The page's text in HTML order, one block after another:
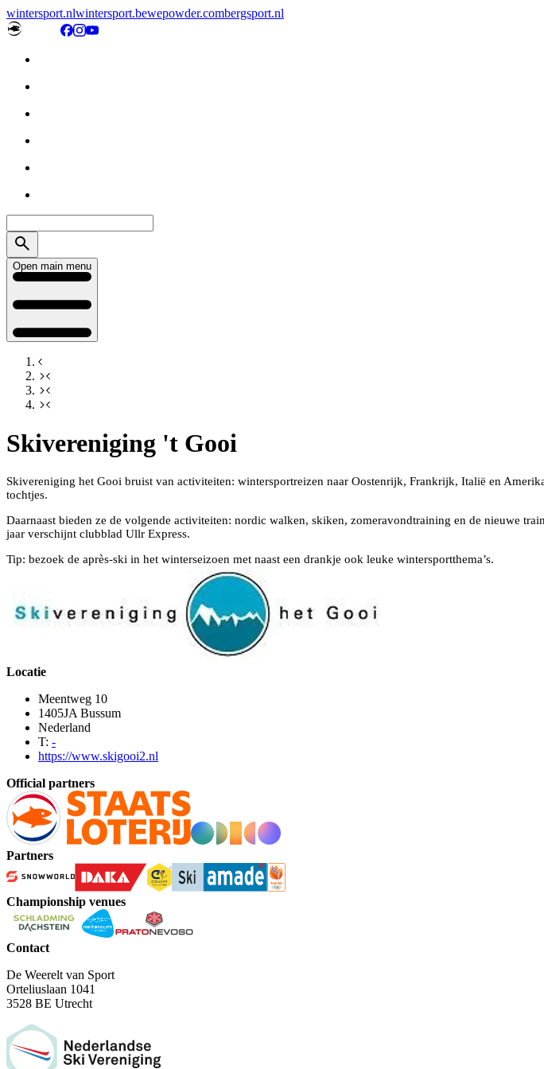
wintersport.nlwintersport.bewepowder.combergsport.nl
Open main menu
Skivereniging 't Gooi
Skivereniging het Gooi bruist van activiteiten: wintersportreizen naar Oostenrijk, Frankrijk, Italië en
tochtjes.
Daarnaast bieden ze de volgende activiteiten: nordic walken, skiken, zomeravondtraining en de nieuwe
jaar verschijnt clubblad Ullr Express.
Tip: bezoek de après-ski in het winterseizoen met naast een drankje ook leuke wintersportthema’s.
Locatie
Meentweg 10
1405JA Bussum
Nederland
T: -
https://www.skigooi2.nl
Official partners
Partners
Championship venues
Contact
De Weerelt van Sport
Orteliuslaan 1041
3528 BE Utrecht